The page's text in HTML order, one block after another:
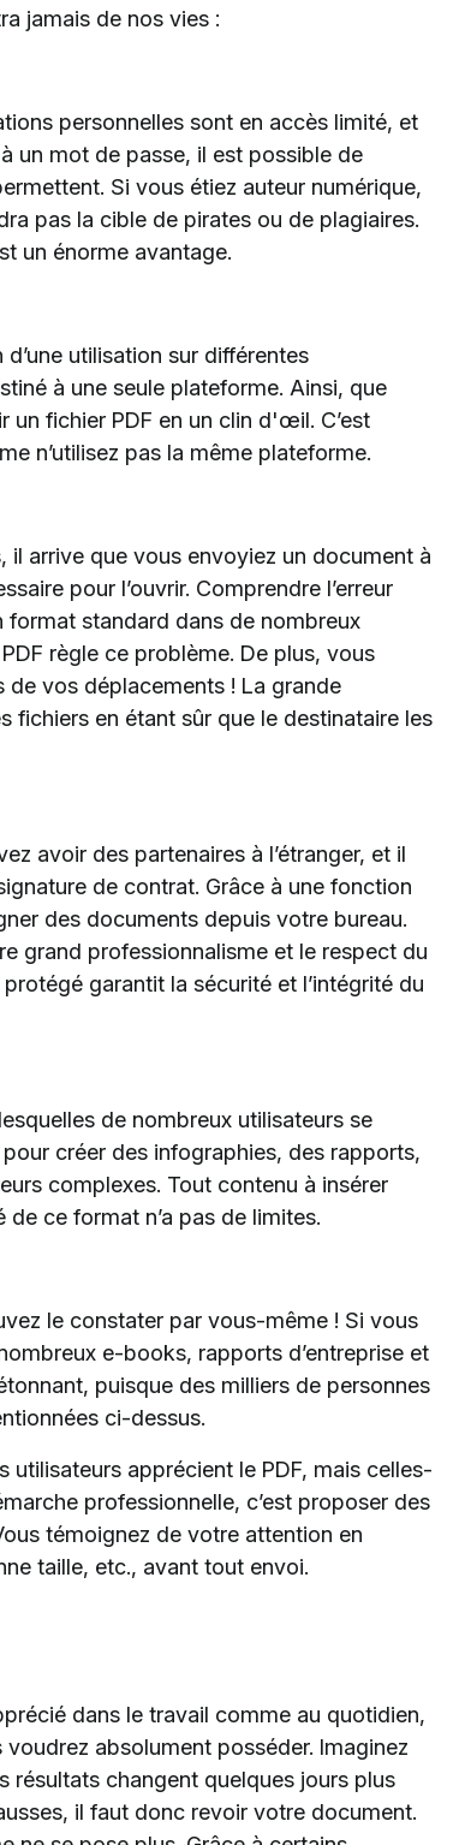
jamais de nos vies :
personnelles sont en accès limité, et
un mot de passe, il est possible de
Si vous étiez auteur numérique,
pas la cible de pirates ou de plagiaires.
un énorme avantage.
utilisation sur différentes
à une seule plateforme. Ainsi, que
fichier PDF en un clin d'œil. C’est
n’utilisez pas la même plateforme.
il arrive que vous envoyiez un document à
pour l’ouvrir. Comprendre l’erreur
format standard dans de nombreux
règle ce problème. De plus, vous
de vos déplacements ! La grande
fichiers en étant sûr que le destinataire les
avoir des partenaires à l’étranger, et il
de contrat. Grâce à une fonction
des documents depuis votre bureau.
grand professionnalisme et le respect du
garantit la sécurité et l’intégrité du
de nombreux utilisateurs se
créer des infographies, des rapports,
complexes. Tout contenu à insérer
ce format n’a pas de limites.
le constater par vous-même ! Si vous
e-books, rapports d’entreprise et
puisque des milliers de personnes
ci-dessus.
utilisateurs apprécient le PDF, mais celles-
professionnelle, c’est proposer des
témoignez de votre attention en
taille, etc., avant tout envoi.
dans le travail comme au quotidien,
absolument posséder. Imaginez
résultats changent quelques jours plus
il faut donc revoir votre document.